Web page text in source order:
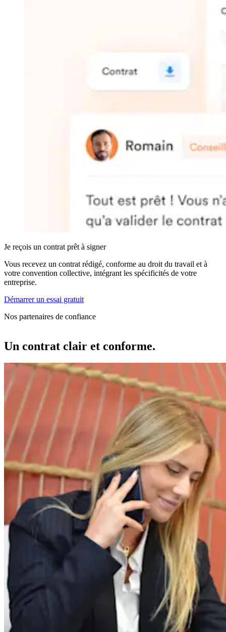
Je reçois un contrat prêt à signer
Vous recevez un contrat rédigé, conforme au droit du travail et à
votre convention collective, intégrant les spécificités de votre
entreprise.
Démarrer un essai gratuit
Nos partenaires de confiance
Un contrat clair et conforme.